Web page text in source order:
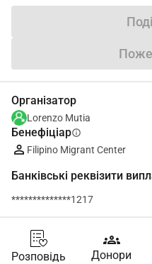
Організатор
Lorenzo Mutia
Бенефіціарinfo
Filipino Migrant Center
Банківські реквізити
**************1217
Розповідь
groups
Донори